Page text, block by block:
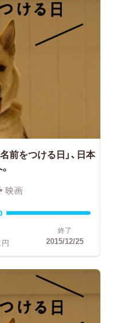
前をつける日」、日本
映画
円
終了
2015/12/25